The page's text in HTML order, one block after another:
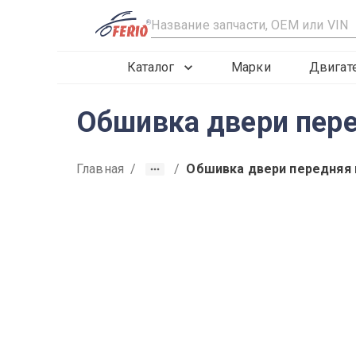
R
Каталог Марки
Обшивка двери
Главная / / Обшивка двери передняя